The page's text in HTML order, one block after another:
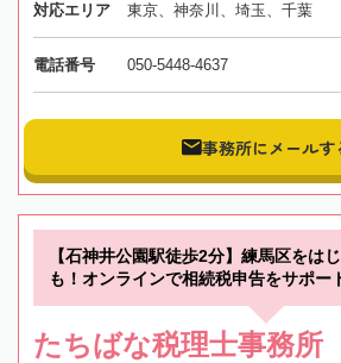
対応エリア 東京、神奈川、埼玉、千葉
電話番号 050-5448-4637
事務所にメールす
【石神井公園駅徒歩2分】練馬区をは
も！オンラインで相続税申告をサポー
たちばな税理士事務所